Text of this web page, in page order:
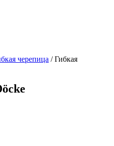
черепица /Гибкая